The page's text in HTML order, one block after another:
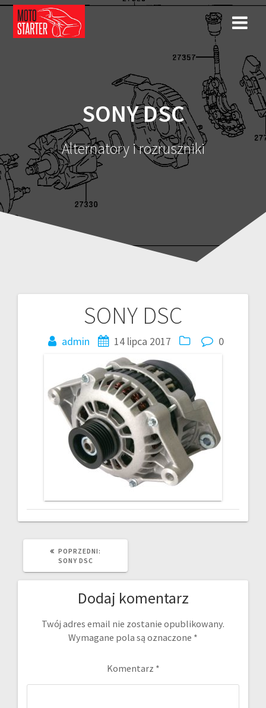
Przejdź
SONY DSC
Alternatory i rozruszniki
SONY DSC
admin 14 lipca 2017 0
Nawigacja
wpisu
POPRZEDNI:
SONY DSC
Dodaj komentarz
Twój adres email nie zostanie opublikowany.
Wymagane pola są oznaczone *
Komentarz *